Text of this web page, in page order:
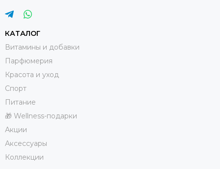
КАТАЛОГ
Витамины и добавки
Парфюмерия
Красота и уход
Спорт
Питание
🎁 Wellness-подарки
Акции
Аксессуары
Коллекции